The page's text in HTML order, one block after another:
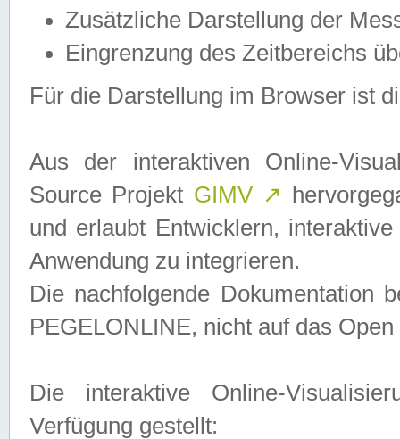
Zusätzliche Darstellung der
Eingrenzung des Zeitbereichs
Für die Darstellung im Browser ist
Aus der interaktiven Online-
Source Projekt GIMV ↗
und erlaubt Entwicklern,
Anwendung zu integrieren.
Die nachfolgende Dokumentation
PEGELONLINE, nicht auf das
Die interaktive Online-
Verfügung gestellt: